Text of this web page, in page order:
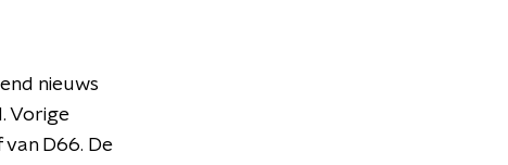
nieuws
Vorige
D66. De